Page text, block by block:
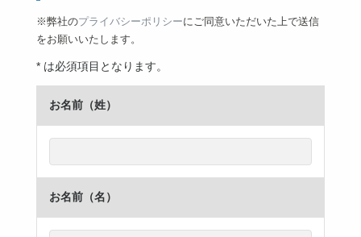
※弊社のプライバシーポリシーにご同意いただいた上で送信
をお願いいたします。